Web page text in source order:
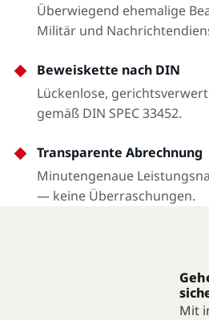
Überwiegend ehemalige
Militär und
Beweiskette nach DIN
Lückenlose,
gemäß DIN SPEC 33452.
Transparente Abrechnung
Minutengenaue
— keine Überraschungen.
Mit